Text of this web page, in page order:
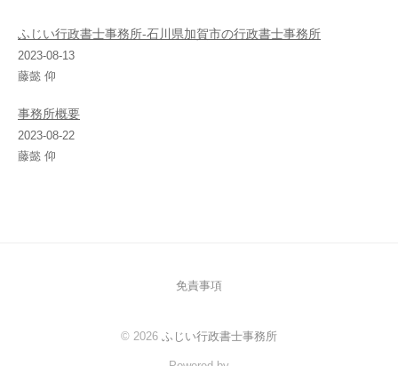
ふじい行政書士事務所-石川県加賀市の行政書士事務所
2023-08-13
藤懿 仰
事務所概要
2023-08-22
藤懿 仰
免責事項
© 2026 ふじい行政書士事務所